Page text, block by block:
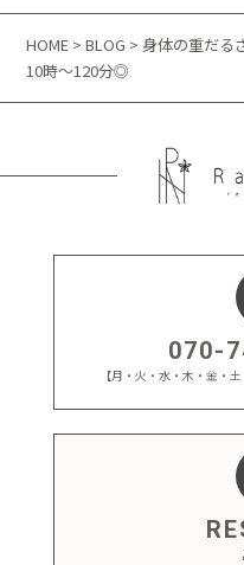
HOME >BLOG > 身体の重だる
10時～120分◎
070-
【月・火・水・木・金・